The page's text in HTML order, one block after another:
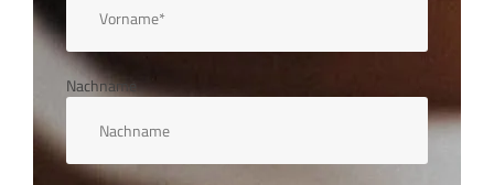
Nachname